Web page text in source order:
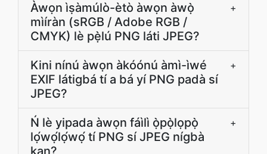
Àwọn ìṣàmúlò-ètò àwọn àwọ̀
mìíràn (sRGB / Adobe RGB /
CMYK) lè pẹ̀lú PNG láti JPEG?
+
Kini nínú àwọn àkóónú àmì-ìwé
EXIF látigbá tí a bá yí PNG padà sí
JPEG?
+
Ń lè yipada àwọn fáìlì ọ̀pọ̀lọpọ̀
lọ́wọ́lọ́wọ́ tí PNG sí JPEG nígbà
kan?
+